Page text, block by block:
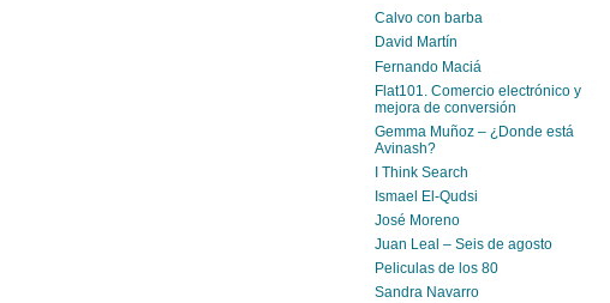
Calvo con barba
David Martín
Fernando Maciá
Flat101. Comercio electrónico y
mejora de conversión
Gemma Muñoz – ¿Donde está
Avinash?
I Think Search
Ismael El-Qudsi
José Moreno
Juan Leal – Seis de agosto
Peliculas de los 80
Sandra Navarro